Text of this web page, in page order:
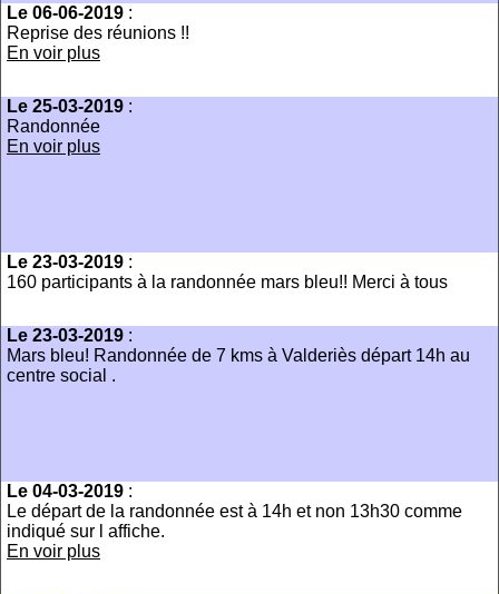
Le 06-06-2019 :
Reprise des réunions !!
En voir plus
Le 25-03-2019 :
Randonnée
En voir plus
Le 23-03-2019 :
160 participants à la randonnée mars bleu!! Merci à tous
Le 23-03-2019 :
Mars bleu! Randonnée de 7 kms à Valderiès départ 14h au
centre social .
Le 04-03-2019 :
Le départ de la randonnée est à 14h et non 13h30 comme
indiqué sur l affiche.
En voir plus